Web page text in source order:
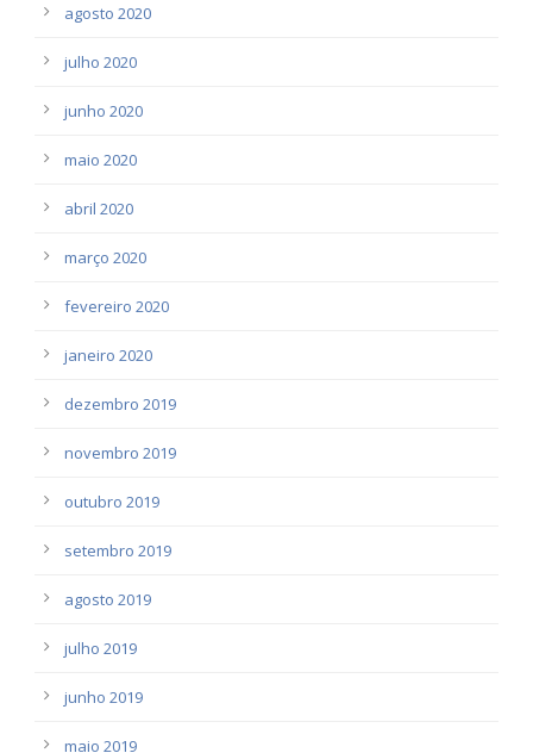
agosto 2020
julho 2020
junho 2020
maio 2020
abril 2020
março 2020
fevereiro 2020
janeiro 2020
dezembro 2019
novembro 2019
outubro 2019
setembro 2019
agosto 2019
julho 2019
junho 2019
maio 2019